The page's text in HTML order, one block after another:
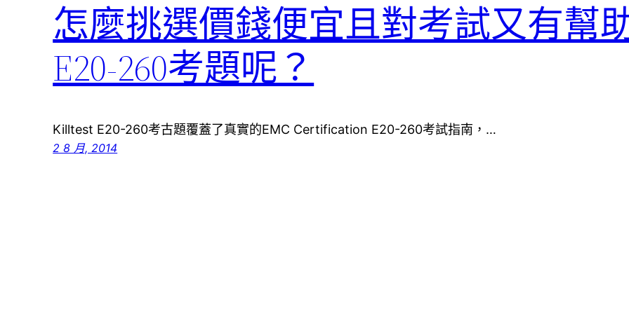
怎麼挑選價錢便宜且對考試又有幫
E20-260考題呢？
Killtest E20-260考古題覆蓋了真實的EMC Certification E20-260考試指南，…
2 8 月, 2014